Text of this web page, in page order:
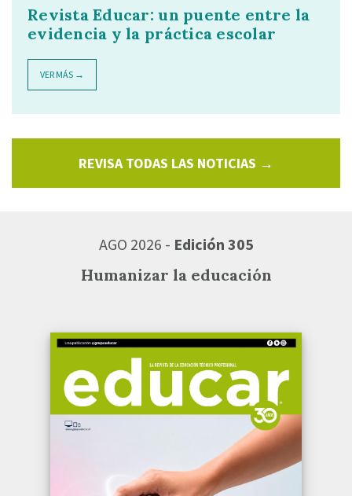
Revista Educar: un puente entre la
evidencia y la práctica escolar
VER MÁS →
REVISA TODAS LAS NOTICIAS →
AGO 2026 - Edición 305
Humanizar la educación